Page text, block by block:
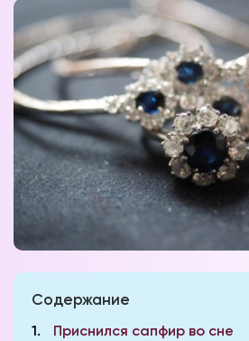
Содержание
1
Приснился сапфир во сне